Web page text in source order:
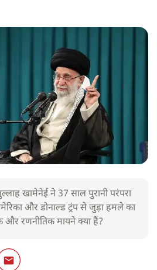
खामेनेई ने 37 साल पुरानी परंपरा
और डोनाल्ड ट्रंप से जुड़ा हमले का
और रणनीतिक मायने क्या हैं?